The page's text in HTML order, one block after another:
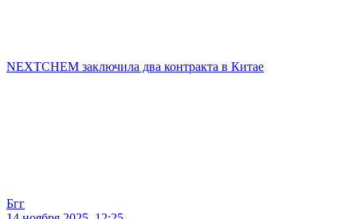
NEXTCHEM заключила два контракта в Китае
Бгг